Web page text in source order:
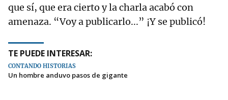
que sí, que era cierto y la charla acabó con
amenaza. “Voy a publicarlo...” ¡Y se publicó!
TE PUEDE INTERESAR:
CONTANDO HISTORIAS
Un hombre anduvo pasos de gigante